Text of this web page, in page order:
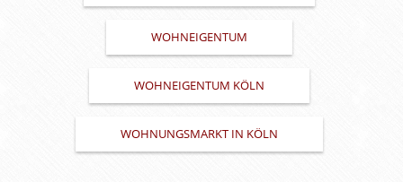
WOHNEIGENTUM
WOHNEIGENTUM KÖLN
WOHNUNGSMARKT IN KÖLN